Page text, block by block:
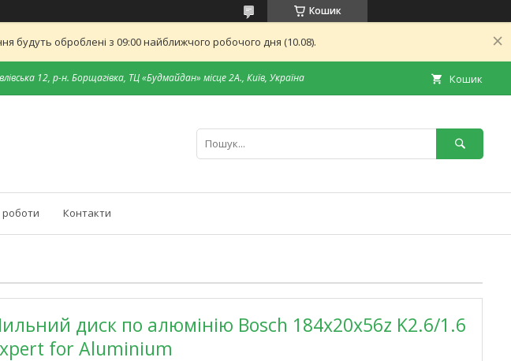
Кошик
будуть оброблені з 09:00 найближчого робочого дня (10.08).
12, р-н. Борщагівка, ТЦ «Будмайдан» місце 2А., Київ, Україна Кошик
Контакти
диск по алюмінію Bosch 184x20x56z K2.6/1.6
for Aluminium